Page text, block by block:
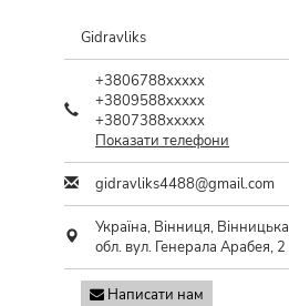
Gidravliks
+3806788xxxxx
+3809588xxxxx
+3807388xxxxx
Показати телефони
gidravliks4488@gmail.com
Україна, Вінниця, Вінницька
обл. вул. Генерала Арабея, 2
Написати нам